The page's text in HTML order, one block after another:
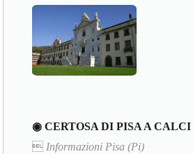
◉ CERTOSA DI PISA A CALCI
 Informazioni Pisa (Pi)